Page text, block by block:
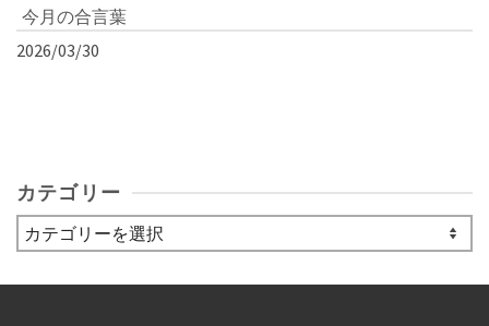
今月の合言葉
2026/03/30
カテゴリー
カ
テ
ゴ